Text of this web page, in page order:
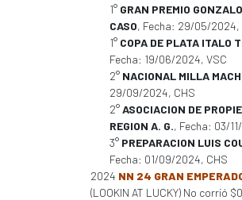
1° GRAN PREMIO
CASO, Fecha: 29/05/2024,
1° COPA DE PLATA ITALO
Fecha: 19/06/2024, VSC
2° NACIONAL MILLA
29/09/2024, CHS
2°ASOCIACION DE
REGION A. G., Fecha: 03/
3° PREPARACION LUIS
Fecha: 01/09/2024, CHS
2024 NN 24 GRAN
(LOOKIN AT LUCKY) No corrió $0